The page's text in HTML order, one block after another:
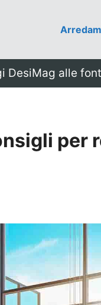
DesiMag alle
per